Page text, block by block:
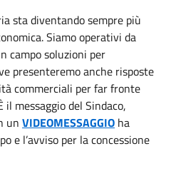
sta diventando sempre più
Siamo operativi da
campo soluzioni per
presenteremo anche risposte
commerciali per far fronte
il messaggio del Sindaco,
un VIDEOMESSAGGIO ha
e l’avviso per la concessione